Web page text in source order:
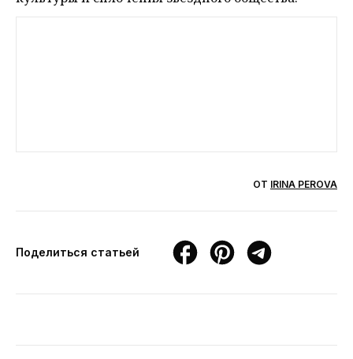
ОТ IRINA PEROVA
Поделиться статьей